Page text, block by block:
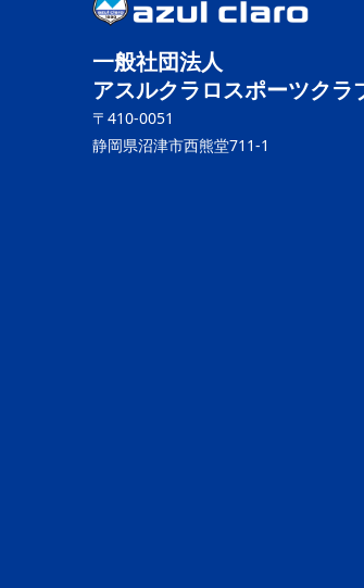
一般社団法人
アスルクラロスポーツクラ
〒410-0051
静岡県沼津市西熊堂711-1